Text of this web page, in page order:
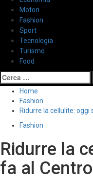
Motori
Fashion
Sport
Tecnologia
Turismo
Food
Ricerca
per:
Home
Fashion
Ridurre la cellulite:
Fashion
Ridurre la
fa al